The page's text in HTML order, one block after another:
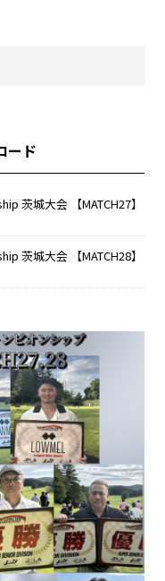
ード
茨城大会 【MATCH27】
茨城大会 【MATCH28】